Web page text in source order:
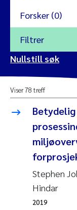
2024
2023
2021
2020
Forsker (0)
Yan Lin
Kristina
Areti
Marianne
Charles
Filtrer
Nullstill søk
Viser 78 treff
Stephen
Hindar
2019